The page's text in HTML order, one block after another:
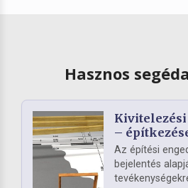
Hasznos
Kivitelezési
–
Az építési
bejelentés